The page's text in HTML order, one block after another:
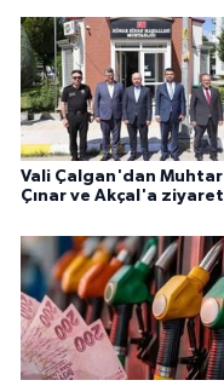
Vali Çalgan'dan Muhtar
Çınar ve Akçal'a ziyaret